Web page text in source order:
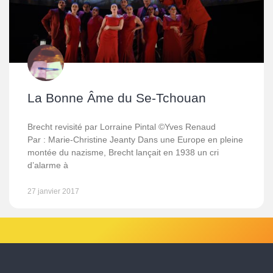
La Bonne Âme du Se-Tchouan
Brecht revisité par Lorraine Pintal ©Yves Renaud
Par : Marie-Christine Jeanty Dans une Europe en pleine
montée du nazisme, Brecht lançait en 1938 un cri
d’alarme à
27 janvier 2017